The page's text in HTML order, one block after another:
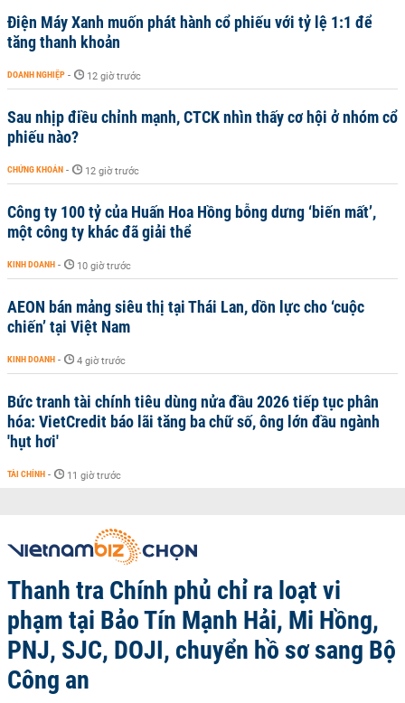
Điện Máy Xanh muốn phát hành cổ phiếu với tỷ lệ 1:1 để
tăng thanh khoản
DOANH NGHIỆP - 12 giờ trước
Sau nhịp điều chỉnh mạnh, CTCK nhìn thấy cơ hội ở nhóm cổ
phiếu nào?
CHỨNG KHOÁN - 12 giờ trước
Công ty 100 tỷ của Huấn Hoa Hồng bỗng dưng ‘biến mất’,
một công ty khác đã giải thể
KINH DOANH - 10 giờ trước
AEON bán mảng siêu thị tại Thái Lan, dồn lực cho ‘cuộc
chiến’ tại Việt Nam
KINH DOANH - 4 giờ trước
Bức tranh tài chính tiêu dùng nửa đầu 2026 tiếp tục phân
hóa: VietCredit báo lãi tăng ba chữ số, ông lớn đầu ngành
'hụt hơi'
TÀI CHÍNH - 11 giờ trước
Thanh tra Chính phủ chỉ ra loạt vi
phạm tại Bảo Tín Mạnh Hải, Mi Hồng,
PNJ, SJC, DOJI, chuyển hồ sơ sang Bộ
Công an